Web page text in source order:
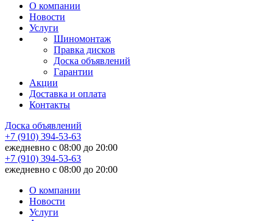
О компании
Новости
Услуги
Шиномонтаж
Правка дисков
Доска объявлений
Гарантии
Акции
Доставка и оплата
Контакты
Доска объявлений
+7 (910) 394-53-63
ежедневно с 08:00 до 20:00
+7 (910) 394-53-63
ежедневно с 08:00 до 20:00
О компании
Новости
Услуги